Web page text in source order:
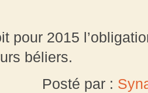
pour 2015
béliers.
Posté par :